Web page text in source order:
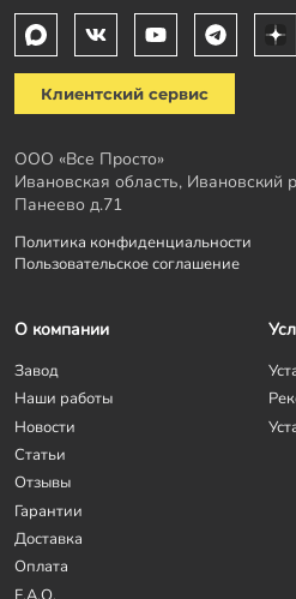
Клиентский сервис
ООО «Все Просто»
Ивановская область, Ивановский
Панеево д.71
Политика конфиденциальности
Пользовательское соглашение
О компании
Завод
Наши работы
Новости
Статьи
Отзывы
Гарантии
Доставка
Оплата
F.A.Q.